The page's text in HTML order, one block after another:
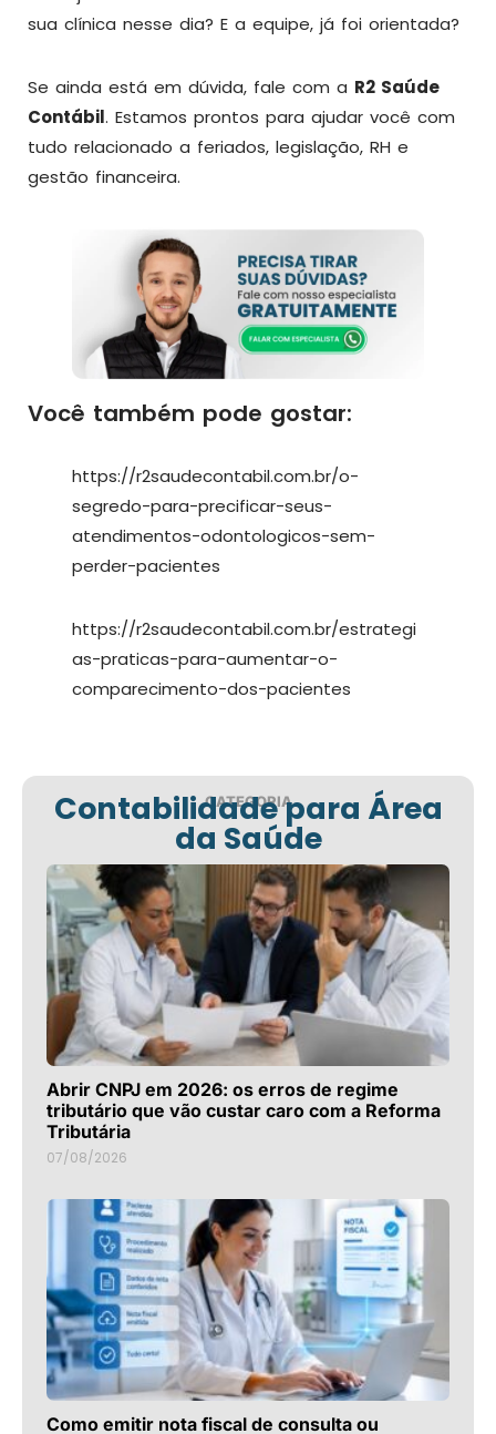
sua clínica nesse dia? E a equipe, já foi orientada?
Se ainda está em dúvida, fale com a R2 Saúde
Contábil. Estamos prontos para ajudar você com
tudo relacionado a feriados, legislação, RH e
gestão financeira.
Você também pode gostar:
https://r2saudecontabil.com.br/o-
segredo-para-precificar-seus-
atendimentos-odontologicos-sem-
perder-pacientes
https://r2saudecontabil.com.br/estrategi
as-praticas-para-aumentar-o-
comparecimento-dos-pacientes
CATEGORIA
Contabilidade para Área
da Saúde
Abrir CNPJ em 2026: os erros de regime
tributário que vão custar caro com a Reforma
Tributária
07/08/2026
Como emitir nota fiscal de consulta ou